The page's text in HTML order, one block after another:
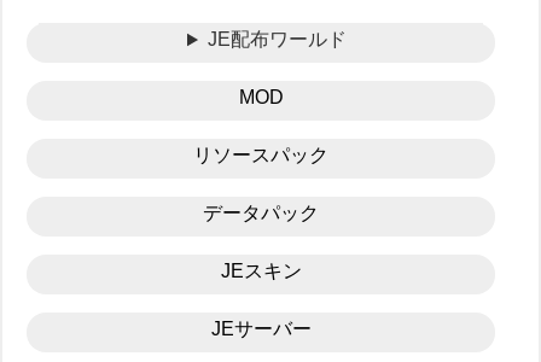
JE配布ワールド
MOD
リソースパック
データパック
JEスキン
JEサーバー